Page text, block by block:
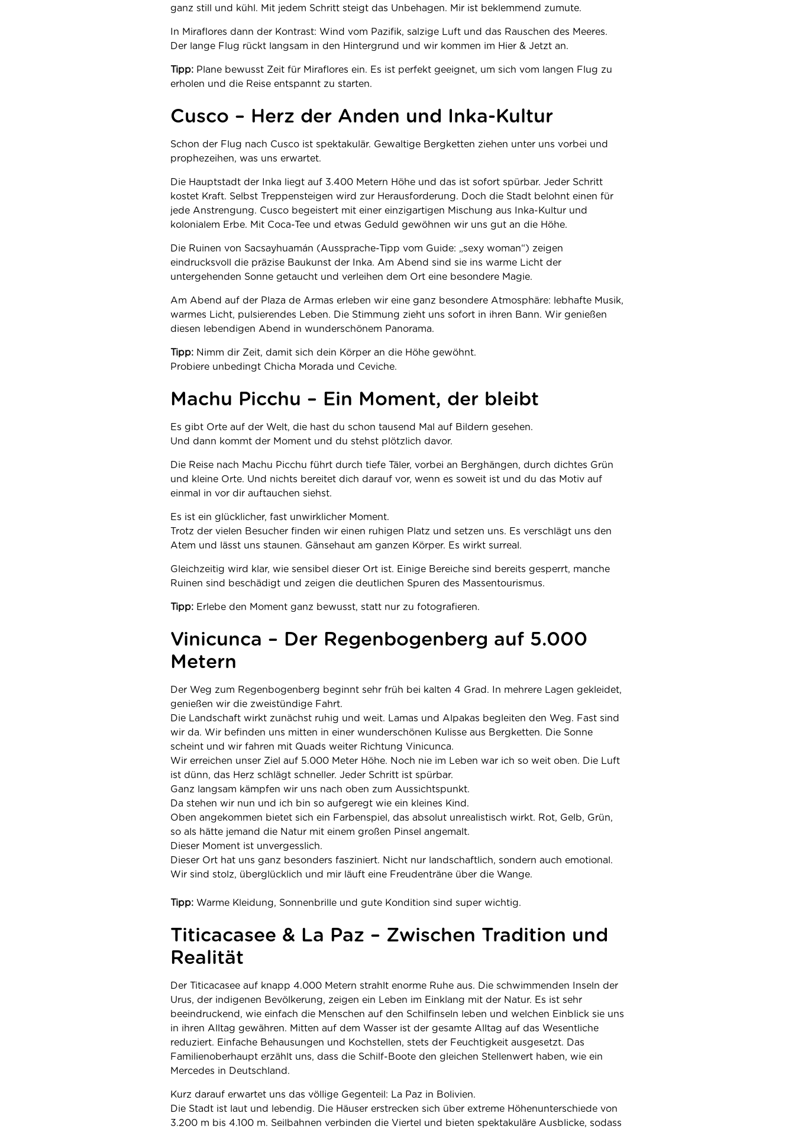
ganz still und kühl. Mit jedem Schritt steigt das Unbehagen. Mir ist beklemmend zumute.
In Miraflores dann der Kontrast: Wind vom Pazifik, salzige Luft und das Rauschen des Meeres.
Der lange Flug rückt langsam in den Hintergrund und wir kommen im Hier & Jetzt an.
Tipp: Plane bewusst Zeit für Miraflores ein. Es ist perfekt geeignet, um sich vom langen Flug zu
erholen und die Reise entspannt zu starten.
Cusco – Herz der Anden und Inka-Kultur
Schon der Flug nach Cusco ist spektakulär. Gewaltige Bergketten ziehen unter uns vorbei und
prophezeihen, was uns erwartet.
Die Hauptstadt der Inka liegt auf 3.400 Metern Höhe und das ist sofort spürbar. Jeder Schritt
kostet Kraft. Selbst Treppensteigen wird zur Herausforderung. Doch die Stadt belohnt einen für
jede Anstrengung. Cusco begeistert mit einer einzigartigen Mischung aus Inka-Kultur und
kolonialem Erbe. Mit Coca-Tee und etwas Geduld gewöhnen wir uns gut an die Höhe.
Die Ruinen von Sacsayhuamán (Aussprache-Tipp vom Guide: „sexy woman“) zeigen
eindrucksvoll die präzise Baukunst der Inka. Am Abend sind sie ins warme Licht der
untergehenden Sonne getaucht und verleihen dem Ort eine besondere Magie.
Am Abend auf der Plaza de Armas erleben wir eine ganz besondere Atmosphäre: lebhafte Musik,
warmes Licht, pulsierendes Leben. Die Stimmung zieht uns sofort in ihren Bann. Wir genießen
diesen lebendigen Abend in wunderschönem Panorama.
Tipp: Nimm dir Zeit, damit sich dein Körper an die Höhe gewöhnt.
Probiere unbedingt Chicha Morada und Ceviche.
Machu Picchu – Ein Moment, der bleibt
Es gibt Orte auf der Welt, die hast du schon tausend Mal auf Bildern gesehen.
Und dann kommt der Moment und du stehst plötzlich davor.
Die Reise nach Machu Picchu führt durch tiefe Täler, vorbei an Berghängen, durch dichtes Grün
und kleine Orte. Und nichts bereitet dich darauf vor, wenn es soweit ist und du das Motiv auf
einmal in vor dir auftauchen siehst.
Es ist ein glücklicher, fast unwirklicher Moment.
Trotz der vielen Besucher finden wir einen ruhigen Platz und setzen uns. Es verschlägt uns den
Atem und lässt uns staunen. Gänsehaut am ganzen Körper. Es wirkt surreal.
Gleichzeitig wird klar, wie sensibel dieser Ort ist. Einige Bereiche sind bereits gesperrt, manche
Ruinen sind beschädigt und zeigen die deutlichen Spuren des Massentourismus.
Tipp: Erlebe den Moment ganz bewusst, statt nur zu fotografieren.
Vinicunca – Der Regenbogenberg auf 5.000
Metern
Der Weg zum Regenbogenberg beginnt sehr früh bei kalten 4 Grad. In mehrere Lagen gekleidet,
genießen wir die zweistündige Fahrt.
Die Landschaft wirkt zunächst ruhig und weit. Lamas und Alpakas begleiten den Weg. Fast sind
wir da. Wir befinden uns mitten in einer wunderschönen Kulisse aus Bergketten. Die Sonne
scheint und wir fahren mit Quads weiter Richtung Vinicunca.
Wir erreichen unser Ziel auf 5.000 Meter Höhe. Noch nie im Leben war ich so weit oben. Die Luft
ist dünn, das Herz schlägt schneller. Jeder Schritt ist spürbar.
Ganz langsam kämpfen wir uns nach oben zum Aussichtspunkt.
Da stehen wir nun und ich bin so aufgeregt wie ein kleines Kind.
Oben angekommen bietet sich ein Farbenspiel, das absolut unrealistisch wirkt. Rot, Gelb, Grün,
so als hätte jemand die Natur mit einem großen Pinsel angemalt.
Dieser Moment ist unvergesslich.
Dieser Ort hat uns ganz besonders fasziniert. Nicht nur landschaftlich, sondern auch emotional.
Wir sind stolz, überglücklich und mir läuft eine Freudenträne über die Wange.
Tipp: Warme Kleidung, Sonnenbrille und gute Kondition sind super wichtig.
Titicacasee & La Paz – Zwischen Tradition und
Realität
Der Titicacasee auf knapp 4.000 Metern strahlt enorme Ruhe aus. Die schwimmenden Inseln der
Urus, der indigenen Bevölkerung, zeigen ein Leben im Einklang mit der Natur. Es ist sehr
beeindruckend, wie einfach die Menschen auf den Schilfinseln leben und welchen Einblick sie uns
in ihren Alltag gewähren. Mitten auf dem Wasser ist der gesamte Alltag auf das Wesentliche
reduziert. Einfache Behausungen und Kochstellen, stets der Feuchtigkeit ausgesetzt. Das
Familienoberhaupt erzählt uns, dass die Schilf-Boote den gleichen Stellenwert haben, wie ein
Mercedes in Deutschland.
Kurz darauf erwartet uns das völlige Gegenteil: La Paz in Bolivien.
Die Stadt ist laut und lebendig. Die Häuser erstrecken sich über extreme Höhenunterschiede von
3.200 m bis 4.100 m. Seilbahnen verbinden die Viertel und bieten spektakuläre Ausblicke, sodass